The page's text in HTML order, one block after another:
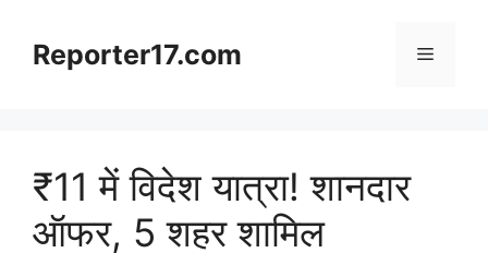
contentReporter17.com Menu
₹11 में विदेश यात्रा! शानदार
ऑफर, 5 शहर शामिल